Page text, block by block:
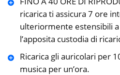
ricarica ti assicura 7 ore
ulteriormente estensibili
l’apposita custodia di
Ricarica gli auricolari per
musica per un’ora.